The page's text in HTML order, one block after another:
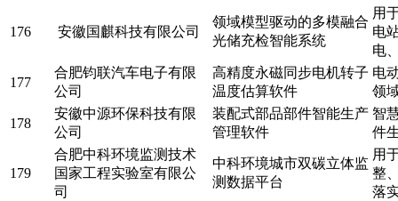
176 安徽国麒科技有限公司
领域模型驱动的多模融合
光储充检智能系统
用
电
电
177
合肥钧联汽车电子有限
公司
高精度永磁同步电机转子
温度估算软件
电
领
178
安徽中源环保科技有限
公司
装配式部品部件智能生产
管理软件
智
件
179
合肥中科环境监测技术
国家工程实验室有限公
司
中科环境城市双碳立体监
测数据平台
用
整
落